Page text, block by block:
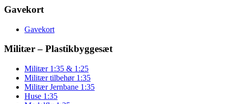
Gavekort
Gavekort
Militær – Plastikbyggesæt
Militær 1:35 & 1:25
Militær tilbehør 1:35
Militær Jernbane 1:35
Huse 1:35